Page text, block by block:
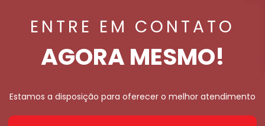
ENTRE EM CONTATO
AGORA MESMO!
Estamos a disposição para oferecer o melhor atendimento